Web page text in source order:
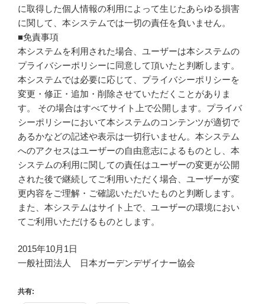
に取得した個人情報の利用によって生じたあらゆる損害
に関して、本システムでは一切の責任を負いません。
■免責事項
本システムを利用された場合、ユーザーは本システムの
プライバシーポリシーに同意して頂いたと判断します。
本システムでは必要に応じて、プライバシーポリシーを
変更・修正・追加・削除させていただくことがありま
す。 その場合はすべてサイト上で公開します。プライバ
シーポリシーにおいて本システムのコンテンツが適切で
あるかなどの記述や表示は一切行いません。本システム
へのアクセスはユーザーの自由意志によるものとし、本
システムの利用に関しての責任はユーザーの変更が公開
された後で継続してご利用いただく場合、ユーザーが変
更内容をご理解・ご確認いただいたものと判断します。
また、本システムはサイト上で、ユーザーの環境におい
てご利用いただけるものとします。
2015年10月1日
一般社団法人 日本ガーデンデザイナー協会
共有: